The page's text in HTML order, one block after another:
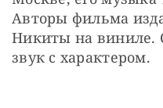
Авторы фильма
Никиты на виниле.
звук с характером.